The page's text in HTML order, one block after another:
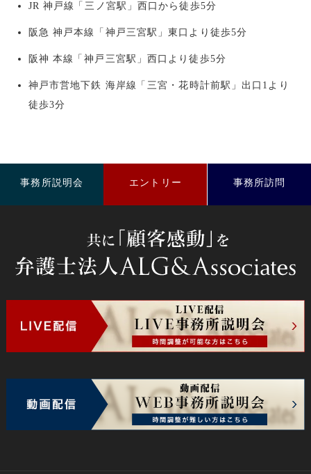
JR 神戸線 三ノ宮駅 西口から徒歩5分
阪急 神戸本線 神戸三宮駅 東口より徒歩5分
阪神 本線 神戸三宮駅 西口より徒歩5分
神戸市営地下鉄 海岸線 三宮・花時計前駅
出口1より
徒歩3分